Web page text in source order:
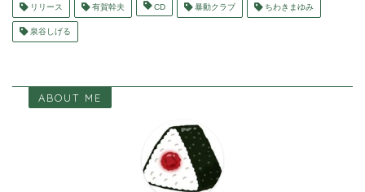
リリース 有賀幹夫 CD 暴動クラブ ちわきまゆみ
泉谷しげる
ABOUT ME